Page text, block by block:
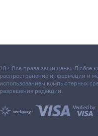
18+ Все права защищены. Любое
распространение информации и